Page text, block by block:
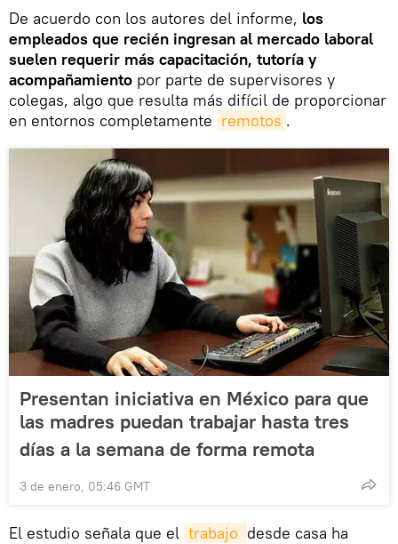
De acuerdo con los autores del informe, los
empleados que recién ingresan al mercado laboral
suelen requerir más capacitación, tutoría y
acompañamiento por parte de supervisores y
colegas, algo que resulta más difícil de proporcionar
en entornos completamente remotos .
Presentan iniciativa en México para que
las madres puedan trabajar hasta tres
días a la semana de forma remota
3 de enero, 05:46 GMT
El estudio señala que el trabajo desde casa ha